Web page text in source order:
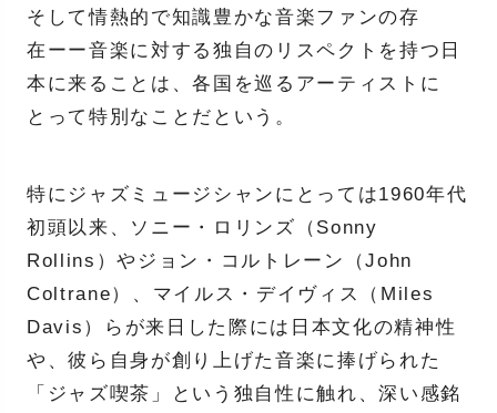
そして情熱的で知識豊かな音楽ファンの存
在ーー音楽に対する独自のリスペクトを持つ日
本に来ることは、各国を巡るアーティストに
とって特別なことだという。
特にジャズミュージシャンにとっては1960年代
初頭以来、ソニー・ロリンズ（Sonny
Rollins）やジョン・コルトレーン（John
Coltrane）、マイルス・デイヴィス（Miles
Davis）らが来日した際には日本文化の精神性
や、彼ら自身が創り上げた音楽に捧げられた
「ジャズ喫茶」という独自性に触れ、深い感銘